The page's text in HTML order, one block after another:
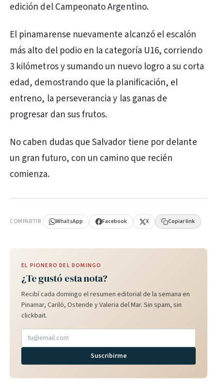
edición del Campeonato Argentino.
El pinamarense nuevamente alcanzó el escalón
más alto del podio en la categoría U16, corriendo
3 kilómetros y sumando un nuevo logro a su corta
edad, demostrando que la planificación, el
entreno, la perseverancia y las ganas de
progresar dan sus frutos.
No caben dudas que Salvador tiene por delante
un gran futuro, con un camino que recién
comienza.
COMPARTIR WhatsApp Facebook X Copiar link
EL PIONERO DEL DOMINGO
¿Te gustó esta nota?
Recibí cada domingo el resumen editorial de la semana en
Pinamar, Cariló, Ostende y Valeria del Mar. Sin spam, sin
clickbait.
Suscribirme